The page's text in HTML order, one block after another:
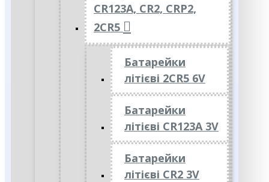
CR123A, CR2, CRP2,
2CR5
Батарейки
літієві 2CR5 6V
Батарейки
літієві CR123A 3V
Батарейки
літієві CR2 3V